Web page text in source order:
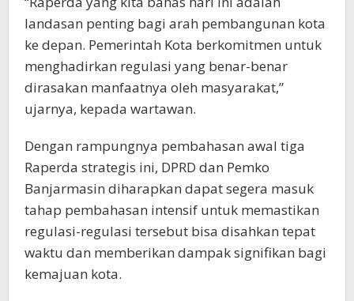
landasan penting bagi arah pembangunan kota
ke depan. Pemerintah Kota berkomitmen untuk
menghadirkan regulasi yang benar-benar
dirasakan manfaatnya oleh masyarakat,”
ujarnya, kepada wartawan.
Dengan rampungnya pembahasan awal tiga
Raperda strategis ini, DPRD dan Pemko
Banjarmasin diharapkan dapat segera masuk
tahap pembahasan intensif untuk memastikan
regulasi-regulasi tersebut bisa disahkan tepat
waktu dan memberikan dampak signifikan bagi
kemajuan kota.